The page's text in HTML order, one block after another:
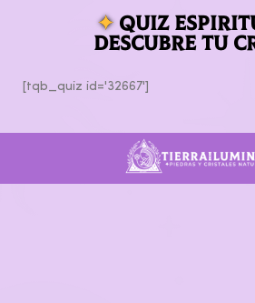
✦ quiz
descubre tu
[tqb_quiz id='32667']